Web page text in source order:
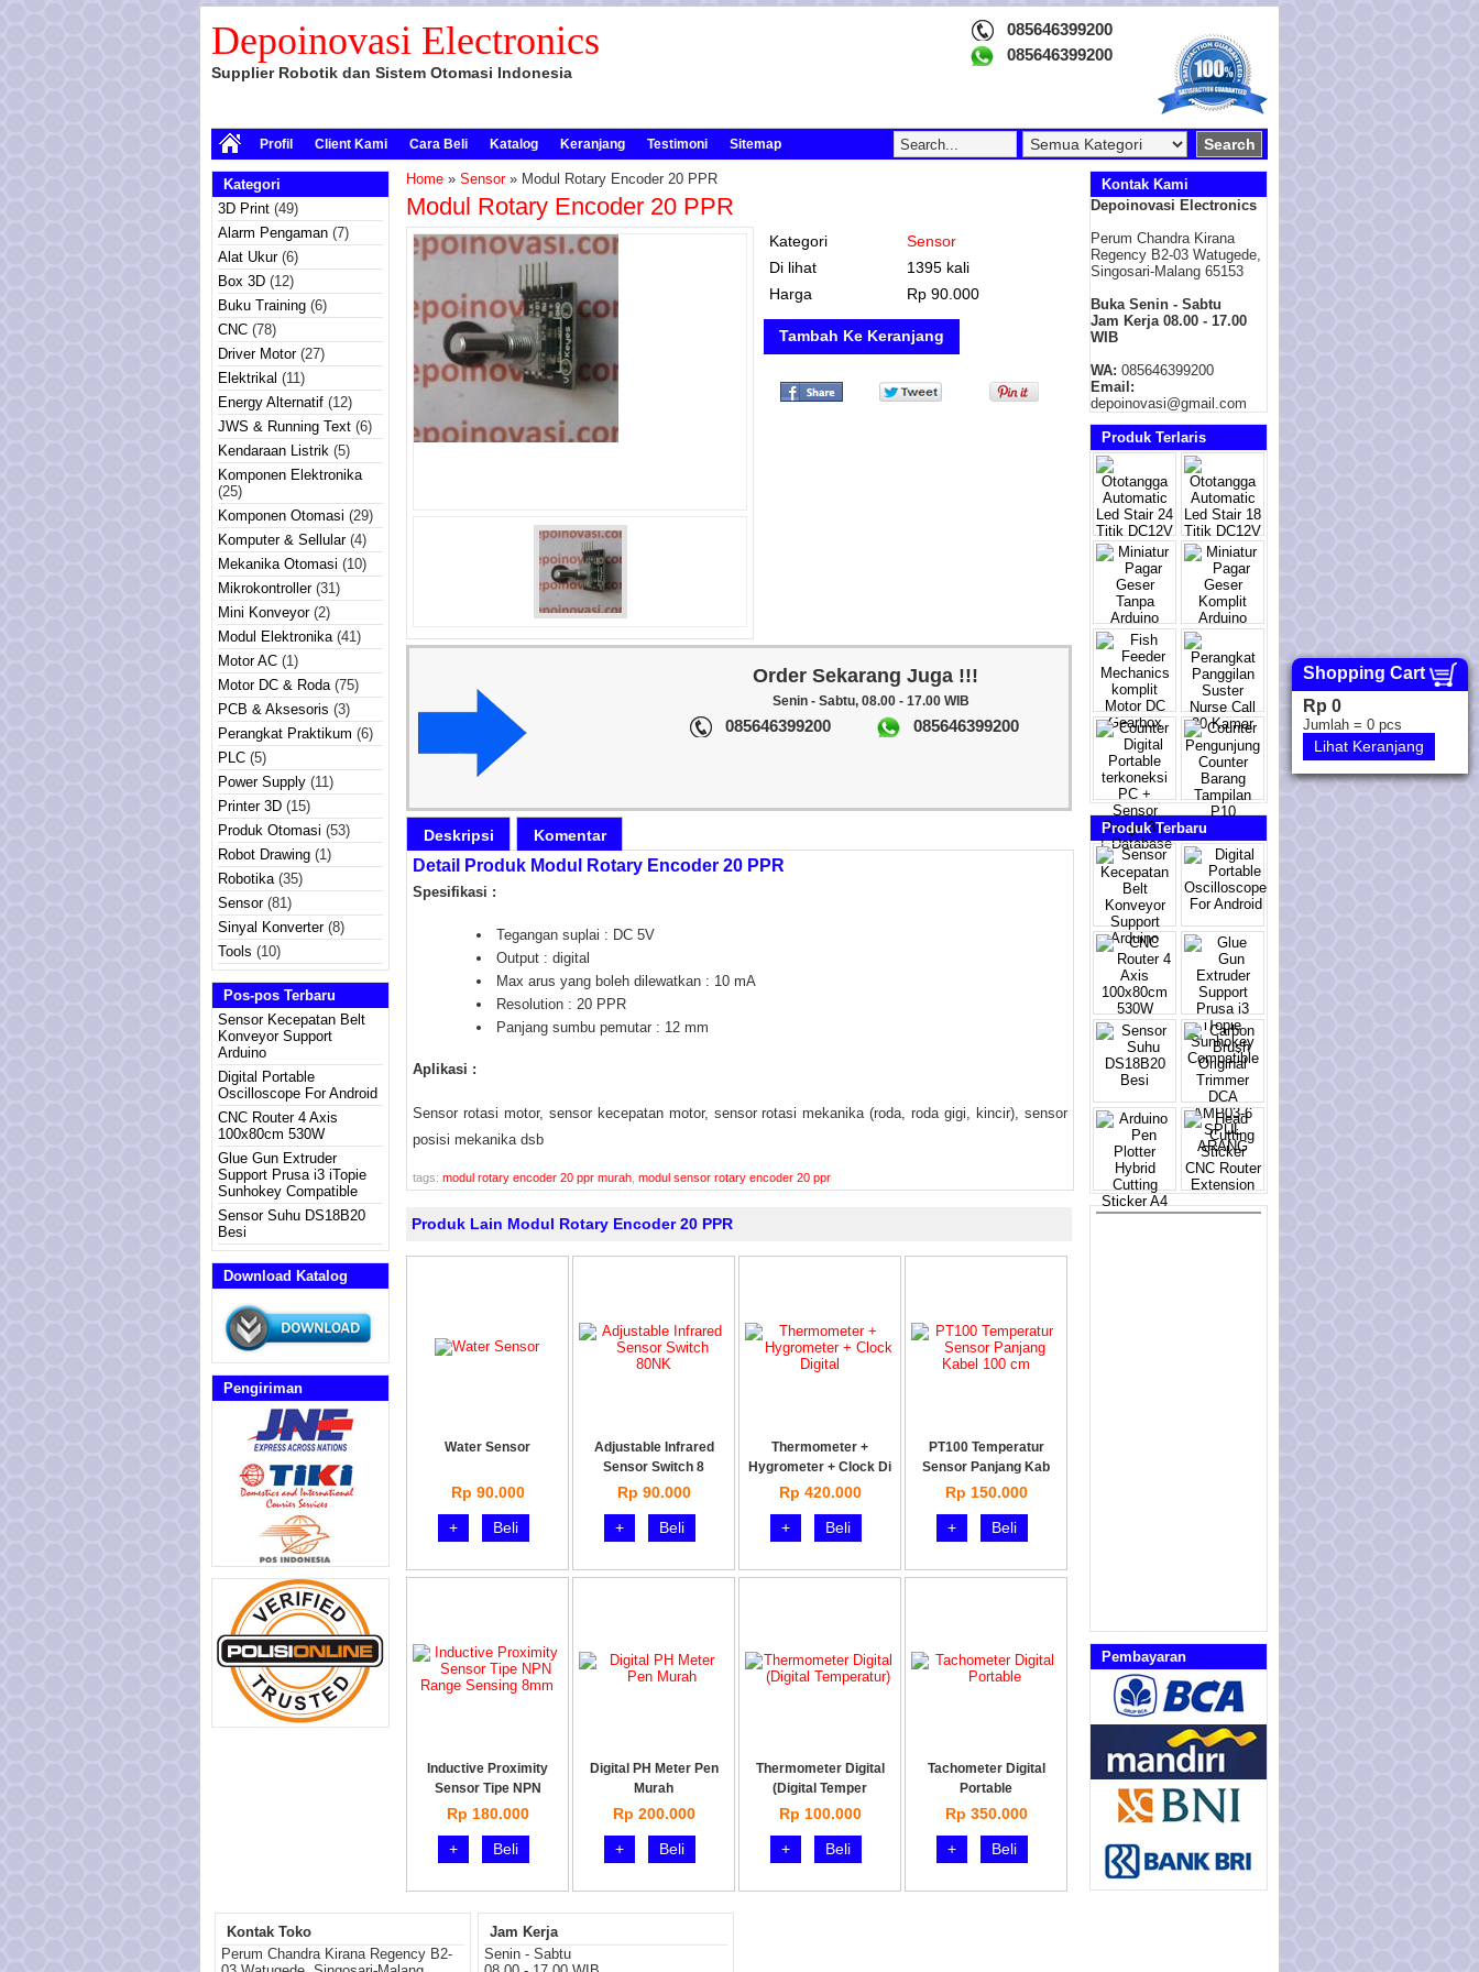
Depoinovasi Electronics
Supplier Robotik dan Sistem Otomasi Indonesia
085646399200
085646399200
Profil Client Kami Cara Beli Katalog Keranjang Testimoni Sitemap
Kategori
3D Print (49)
Alarm Pengaman (7)
Alat Ukur(6)
Box 3D (12)
Buku Training (6)
CNC (78)
Driver Motor(27)
Elektrikal (11)
Energy Alternatif (12)
JWS & Running Text (6)
Kendaraan Listrik (5)
Komponen Elektronika
(25)
Komponen Otomasi (29)
Komputer & Sellular(4)
Mekanika Otomasi (10)
Mikrokontroller(31)
Mini Konveyor(2)
Modul Elektronika(41)
Motor AC (1)
Motor DC & Roda(75)
PCB & Aksesoris (3)
Perangkat Praktikum (6)
PLC (5)
Power Supply (11)
Printer 3D (15)
Produk Otomasi (53)
Robot Drawing (1)
Robotika(35)
Sensor(81)
Sinyal Konverter(8)
Tools (10)
Pos-pos Terbaru
Sensor Kecepatan Belt
Konveyor Support
Arduino
Digital Portable
Oscilloscope For Android
CNC Router 4 Axis
100x80cm 530W
Glue Gun Extruder
Support Prusa i3 iTopie
Sunhokey Compatible
Sensor Suhu DS18B20
Besi
Download Katalog
Pengiriman
Home » Sensor» Modul Rotary Encoder 20 PPR
Modul Rotary Encoder 20 PPR
Kategori
Sensor
Di lihat
1395 kali
Harga
Rp 90.000
Order Sekarang Juga !!!
Senin - Sabtu, 08.00 - 17.00 WIB
085646399200 085646399200
Deskripsi Komentar
Detail Produk Modul Rotary Encoder 20 PPR
Spesifikasi :
Tegangan suplai : DC 5V
Output : digital
Max arus yang boleh dilewatkan : 10 mA
Resolution : 20 PPR
Panjang sumbu pemutar : 12 mm
Aplikasi :
Sensor rotasi motor, sensor kecepatan motor, sensor rotasi mekanika (roda, roda gigi, kincir), sensor
posisi mekanika dsb
tags: modul rotary encoder 20 ppr murah modul sensor rotary encoder 20 ppr
Produk Lain Modul Rotary Encoder 20 PPR
Water Sensor
Rp 90.000
+
Beli
Adjustable Infrared
Sensor Switch 8
Rp 90.000
+
Beli
Thermometer +
Hygrometer + Clock Di
Rp 420.000
+
Beli
PT100 Temperatur
Sensor Panjang Kab
Rp 150.000
+
Beli
Inductive Proximity
Sensor Tipe NPN
Rp 180.000
+
Beli
Digital PH Meter Pen
Murah
Rp 200.000
+
Beli
Thermometer Digital
(Digital Temper
Rp 100.000
+
Beli
Tachometer Digital
Portable
Rp 350.000
+
Beli
Shopping Cart
Rp 0
Jumlah = 0 pcs
Lihat Keranjang
Kontak Kami
Depoinovasi Electronics
Perum Chandra Kirana
Regency B2-03 Watugede,
Singosari-Malang 65153
Buka Senin - Sabtu
Jam Kerja 08.00 - 17.00
WIB
WA: 085646399200
Email:
depoinovasi@gmail.com
Produk Terlaris
Produk Terbaru
Pembayaran
Kontak Toko
Perum Chandra Kirana Regency B2-
Jam Kerja
Senin - Sabtu